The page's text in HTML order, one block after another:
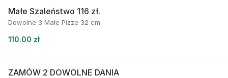
Małe Szaleństwo 116 zł.
Dowolne 3 Małe Pizze 32 cm.
110.00 zł
ZAMÓW 2 DOWOLNE DANIA